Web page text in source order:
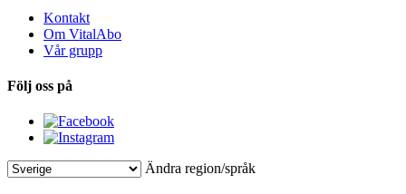
Kontakt
Om VitalAbo
Vår grupp
Följ oss på
Ändra region/språk